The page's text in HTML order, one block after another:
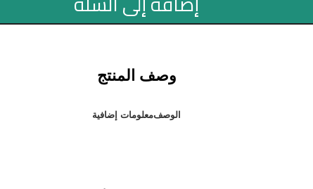
وصف المنتج
الوصفمعلومات إضافية